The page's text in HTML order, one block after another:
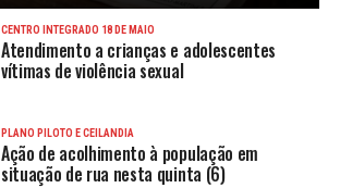
CENTRO INTEGRADO 18 DE MAIO
Atendimento a crianças e adolescentes
vítimas de violência sexual
PLANO PILOTO E CEILÂNDIA
Ação de acolhimento à população em
situação de rua nesta quinta (6)